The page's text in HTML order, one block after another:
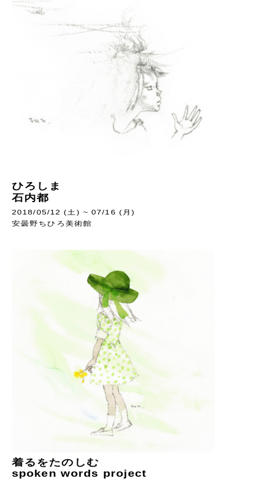
ひろしま
石内都
2018/05/12 (土) ~ 07/16 (月)
安曇野ちひろ美術館
着るをたのしむ
spoken words project